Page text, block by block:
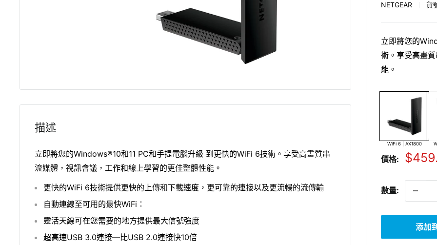
NETGEAR 貨
立即將您的
術。享受高畫
能。
WiFi 6 | AX1800
價格:
銷
價
格
數量:
添加
描述
立即將您的Windows®10和11 PC和手提電腦升級 到更快的WiFi 6技術。享受高畫質串
流媒體，視訊會議，工作和線上學習的更佳整體性能。
更快的WiFi 6技術提供更快的上傳和下載速度，更可靠的連接以及更流暢的流傳輸
自動連線至可用的最快WiFi：
靈活天線可在您需要的地方提供最大信號強度
超高速USB 3.0連接—比USB 2.0連接快10倍